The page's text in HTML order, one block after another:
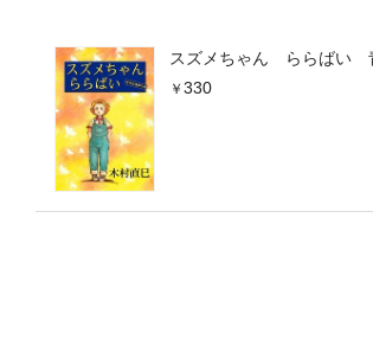
スズメちゃん ららばい
330